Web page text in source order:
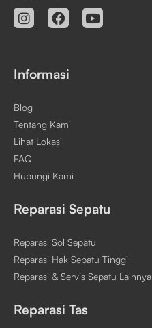
Informasi
Blog
Tentang Kami
Lihat Lokasi
FAQ
Hubungi Kami
Reparasi Sepatu
Reparasi Sol Sepatu
Reparasi Hak Sepatu Tinggi
Reparasi & Servis Sepatu Lainnya
Reparasi Tas